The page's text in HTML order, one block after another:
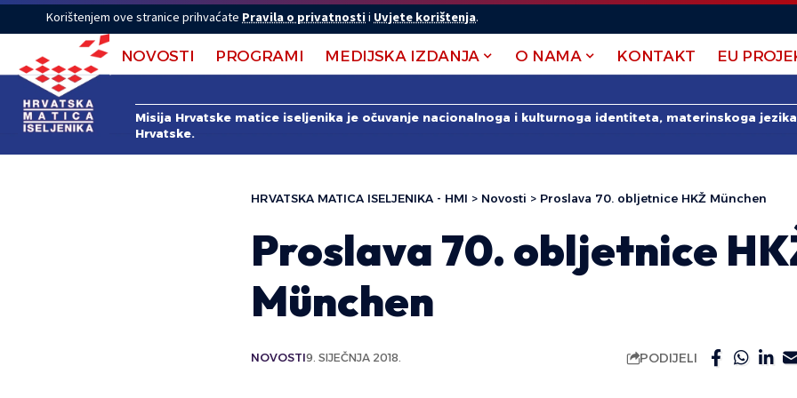
Korištenjem ove stranice prihvaćate Pravila o privatnostii Uvjete korištenja.
NOVOSTI PROGRAMI MEDIJSKA IZDANJA O NAMA KONTAKT EU
Misija Hrvatske matice iseljenika je očuvanje nacionalnoga i kulturnoga identiteta, materinskoga
Hrvatske.
HRVATSKA MATICA ISELJENIKA - HMI > Novosti > Proslava 70. obljetnice HKŽ München
Proslava 70. obljetnice
München
NOVOSTI9. SIJEČNJA 2018. PODIJELI